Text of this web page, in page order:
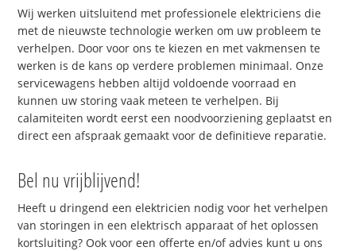
Wij werken uitsluitend met professionele elektriciens die
met de nieuwste technologie werken om uw probleem te
verhelpen. Door voor ons te kiezen en met vakmensen te
werken is de kans op verdere problemen minimaal. Onze
servicewagens hebben altijd voldoende voorraad en
kunnen uw storing vaak meteen te verhelpen. Bij
calamiteiten wordt eerst een noodvoorziening geplaatst en
direct een afspraak gemaakt voor de definitieve reparatie.
Bel nu vrijblijvend!
Heeft u dringend een elektricien nodig voor het verhelpen
van storingen in een elektrisch apparaat of het oplossen
kortsluiting? Ook voor een offerte en/of advies kunt u ons